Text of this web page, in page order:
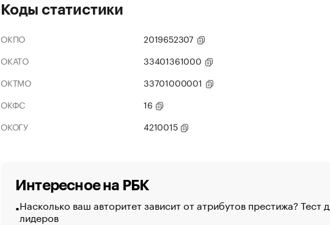
Коды статистики
ОКПО
2019652307
ОКАТО
33401361000
ОКТМО
33701000001
ОКФС
16
ОКОГУ
4210015
Интересное на РБК
Насколько ваш авторитет зависит от атрибутов престижа? Тест
лидеров